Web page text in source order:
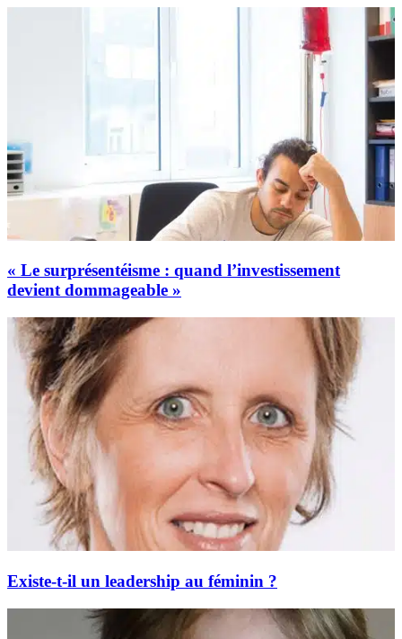
« Le surprésentéisme : quand l’investissement
devient dommageable »
Existe-t-il un leadership au féminin ?